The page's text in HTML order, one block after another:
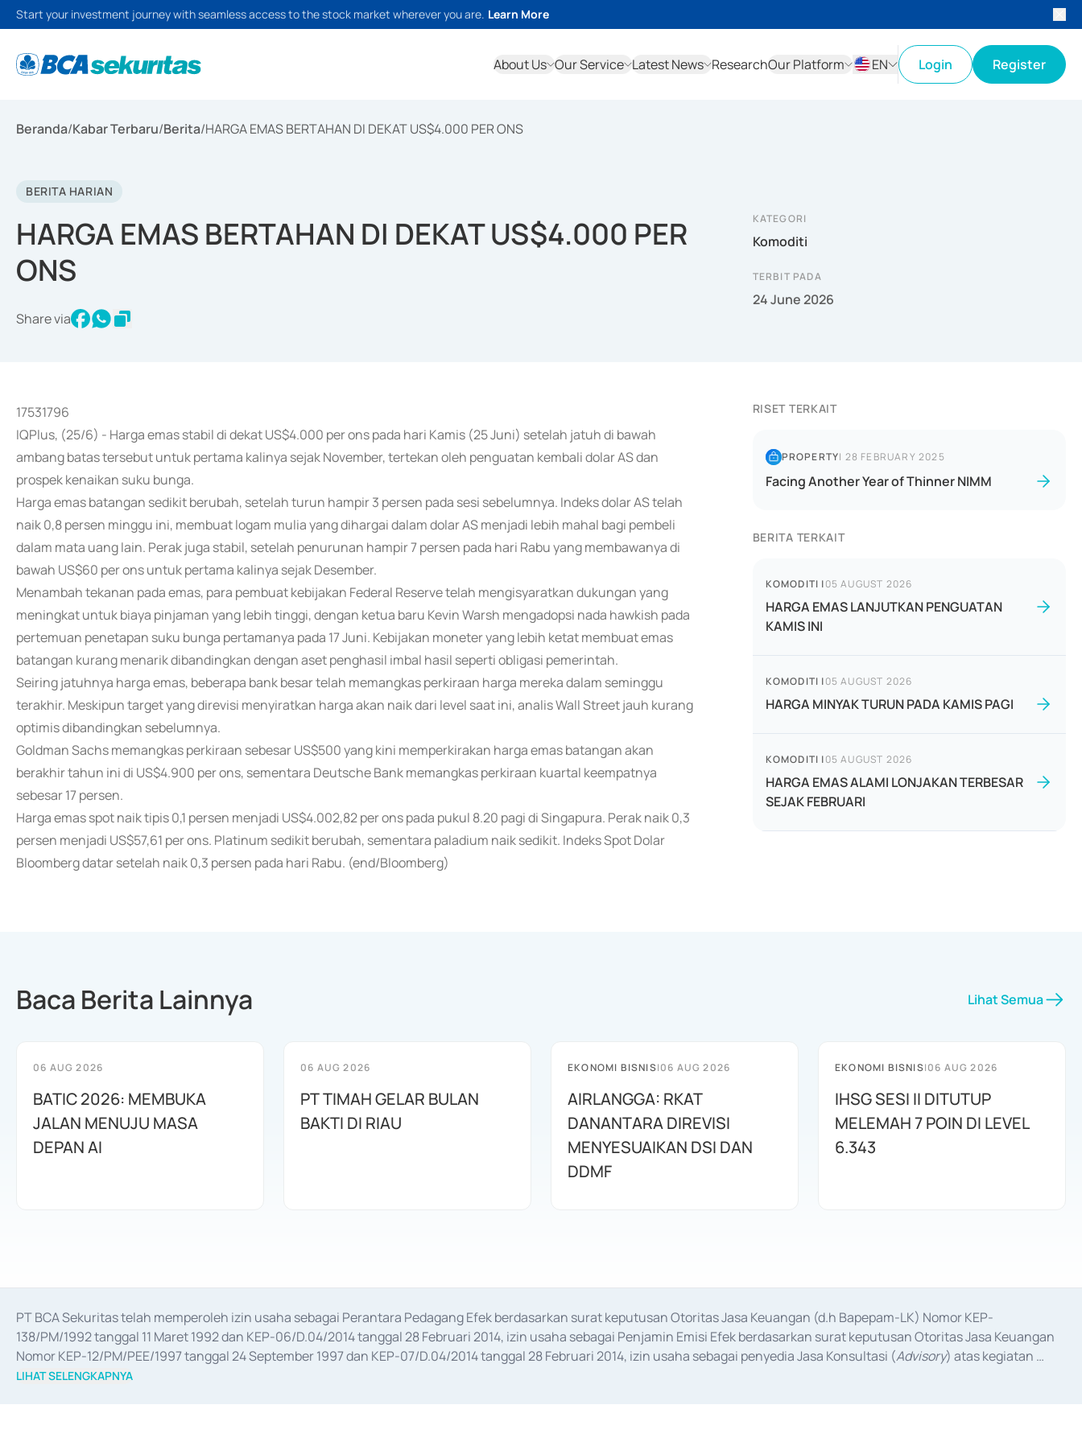
Start your investment journey with seamless access to the stock market wherever you are. Learn More
About Us Our Service Latest News ResearchOur Platform
EN
Login Register
Beranda/Kabar Terbaru/Berita/HARGA EMAS BERTAHAN DI DEKAT US$4.000 PER ONS
BERITA HARIAN
HARGA EMAS BERTAHAN DI DEKAT US$4.000 PER
ONS
Share via
KATEGORI
Komoditi
TERBIT PADA
24 June 2026
17531796
IQPlus, (25/6) - Harga emas stabil di dekat US$4.000 per ons pada hari Kamis (25 Juni) setelah jatuh di bawah
ambang batas tersebut untuk pertama kalinya sejak November, tertekan oleh penguatan kembali dolar AS dan
prospek kenaikan suku bunga.
Harga emas batangan sedikit berubah, setelah turun hampir 3 persen pada sesi sebelumnya. Indeks dolar AS telah
naik 0,8 persen minggu ini, membuat logam mulia yang dihargai dalam dolar AS menjadi lebih mahal bagi pembeli
dalam mata uang lain. Perak juga stabil, setelah penurunan hampir 7 persen pada hari Rabu yang membawanya di
bawah US$60 per ons untuk pertama kalinya sejak Desember.
Menambah tekanan pada emas, para pembuat kebijakan Federal Reserve telah mengisyaratkan dukungan yang
meningkat untuk biaya pinjaman yang lebih tinggi, dengan ketua baru Kevin Warsh mengadopsi nada hawkish pada
pertemuan penetapan suku bunga pertamanya pada 17 Juni. Kebijakan moneter yang lebih ketat membuat emas
batangan kurang menarik dibandingkan dengan aset penghasil imbal hasil seperti obligasi pemerintah.
Seiring jatuhnya harga emas, beberapa bank besar telah memangkas perkiraan harga mereka dalam seminggu
terakhir. Meskipun target yang direvisi menyiratkan harga akan naik dari level saat ini, analis Wall Street jauh kurang
optimis dibandingkan sebelumnya.
Goldman Sachs memangkas perkiraan sebesar US$500 yang kini memperkirakan harga emas batangan akan
berakhir tahun ini di US$4.900 per ons, sementara Deutsche Bank memangkas perkiraan kuartal keempatnya
sebesar 17 persen.
Harga emas spot naik tipis 0,1 persen menjadi US$4.002,82 per ons pada pukul 8.20 pagi di Singapura. Perak naik 0,3
persen menjadi US$57,61 per ons. Platinum sedikit berubah, sementara paladium naik sedikit. Indeks Spot Dolar
Bloomberg datar setelah naik 0,3 persen pada hari Rabu. (end/Bloomberg)
RISET TERKAIT
PROPERTY| 28 FEBRUARY 2025
Facing Another Year of Thinner NIMM
BERITA TERKAIT
KOMODITI |05 AUGUST 2026
HARGA EMAS LANJUTKAN PENGUATAN
KAMIS INI
KOMODITI |05 AUGUST 2026
HARGA MINYAK TURUN PADA KAMIS PAGI
KOMODITI |05 AUGUST 2026
HARGA EMAS ALAMI LONJAKAN TERBESAR
SEJAK FEBRUARI
Baca Berita Lainnya Lihat Semua
06 AUG 2026
BATIC 2026: MEMBUKA
JALAN MENUJU MASA
DEPAN AI
06 AUG 2026
PT TIMAH GELAR BULAN
BAKTI DI RIAU
EKONOMI BISNIS|06 AUG 2026
AIRLANGGA: RKAT
DANANTARA DIREVISI
MENYESUAIKAN DSI DAN
DDMF
EKONOMI BISNIS|06 AUG 2026
IHSG SESI II DITUTUP
MELEMAH 7 POIN DI LEVEL
6.343
PT BCA Sekuritas telah memperoleh izin usaha sebagai Perantara Pedagang Efek berdasarkan surat keputusan Otoritas Jasa Keuangan (d.h Bapepam-LK) Nomor KEP-
138/PM/1992 tanggal 11 Maret 1992 dan KEP-06/D.04/2014 tanggal 28 Februari 2014, izin usaha sebagai Penjamin Emisi Efek berdasarkan surat keputusan Otoritas Jasa Keuangan
Nomor KEP-12/PM/PEE/1997 tanggal 24 September 1997 dan KEP-07/D.04/2014 tanggal 28 Februari 2014, izin usaha sebagai penyedia Jasa Konsultasi (Advisory) atas kegiatan
merger, akuisisi, divestasi, dan
LIHAT SELENGKAPNYA